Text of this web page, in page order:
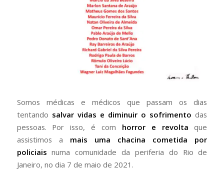
Somos médicas e médicos que passam os dias
tentando salvar vidas e diminuir o sofrimento das
pessoas. Por isso, é com horror e revolta que
assistimos a mais uma chacina cometida por
policiais numa comunidade da periferia do Rio de
Janeiro, no dia 7 de maio de 2021.